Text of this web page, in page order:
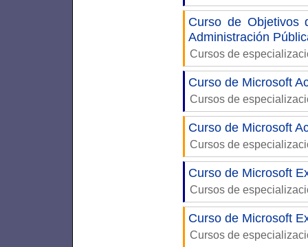
Curso de Objetivos
Administración
Cursos de
Curso de Microsoft
Cursos de
Curso de Microsoft
Cursos de
Curso de Microsoft
Cursos de
Curso de Microsoft
Cursos de